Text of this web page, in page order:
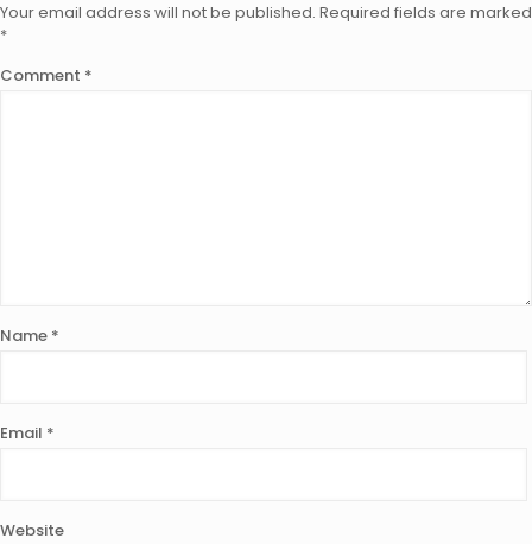
Your email address will not be published. Required fields are marked
*
Comment *
Name *
Email *
Website